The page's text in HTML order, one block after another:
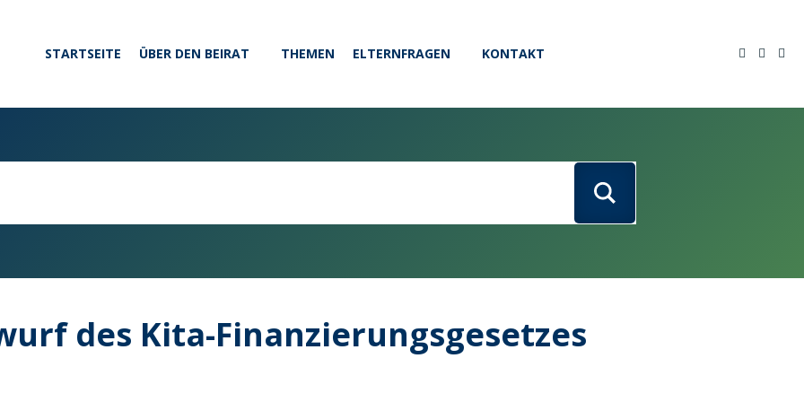
STARTSEITE ÜBER DEN BEIRAT THEMEN ELTERNFRAGEN KONTAKT
des Kita-Finanzierungsgesetzes